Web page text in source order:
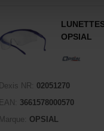
OPSIAL
Dexis NR:
02051270
EAN:
3661578000570
Marque:
OPSIAL